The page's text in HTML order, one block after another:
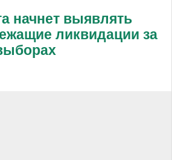
начнет выявлять
ликвидации за